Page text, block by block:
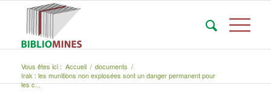
Vous êtes ici : Accueil / documents /
Irak : les munitions non explosées sont un danger permanent pour
les c...